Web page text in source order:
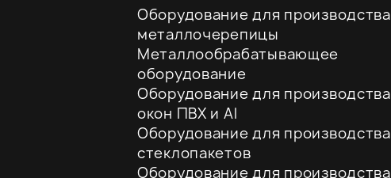
Оборудование для производства
металлочерепицы
Металлообрабатывающее
оборудование
Оборудование для производства
окон ПВХ и Al
Оборудование для производства
стеклопакетов
Оборудование для производства